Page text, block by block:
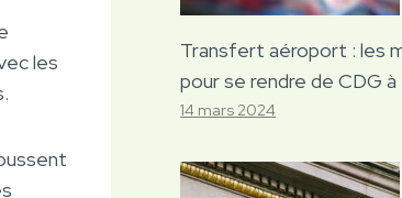
les
Transfert aéroport : les
pour se rendre de CDG à
14 mars 2024